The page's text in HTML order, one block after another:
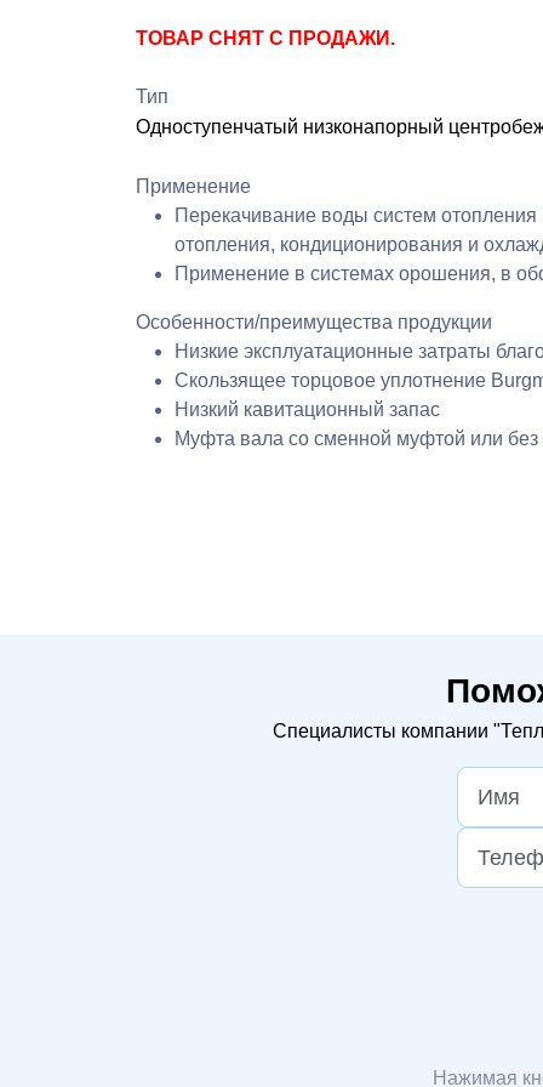
ТОВАР СНЯТ С ПРОДАЖИ.
Тип
Одноступенчатый низконапорный
Применение
Перекачивание воды систем
отопления, кондиционирования и
Применение в системах орошения, в
Особенности/преимущества продукции
Низкие эксплуатационные затраты
Скользящее торцовое уплотнение
Низкий кавитационный запас
Муфта вала со сменной муфтой или без
соглашенияи
Специалисты компании
Нажимая